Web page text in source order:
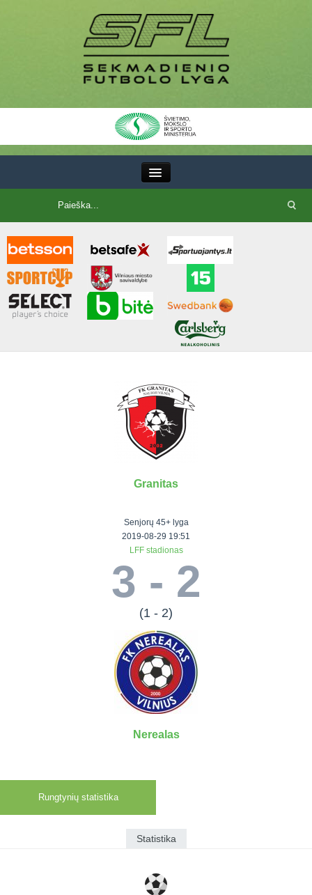
SFL taurė
7x7 CUP
VRFS Futsal
Visi turnyrai
Moterų lyga
futbolas
Senjorai 35+
Senjorai 45+
Futsal 45+
Select II
VRFS Futsal
Cup
Aukštaitijos
senjorų
čempionatas
Granitas
Senjorų 45+ lyga
2019-08-29 19:51
LFF stadionas
3 - 2
(1 - 2)
Nerealas
Rungtynių statistika
Statistika